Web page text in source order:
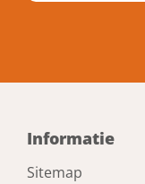
Informatie
Sitemap